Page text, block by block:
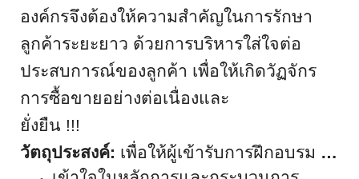
องค์กรจึงต้องให้ความสำคัญในการรักษา
ลูกค้าระยะยาว ด้วยการบริหารใส่ใจต่อ
ประสบการณ์ของลูกค้า เพื่อให้เกิดวัฏจักร
การซื้อขายอย่างต่อเนื่องและ
ยั่งยืน
วัตถุประสงค์: เพื่อให้ผู้เข้ารับการฝึกอบรม …